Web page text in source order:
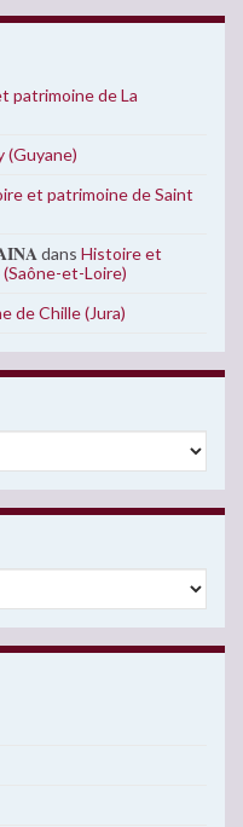
patrimoine de La
(Guyane)
et patrimoine de Saint
dans Histoire et
et-Loire)
de Chille (Jura)